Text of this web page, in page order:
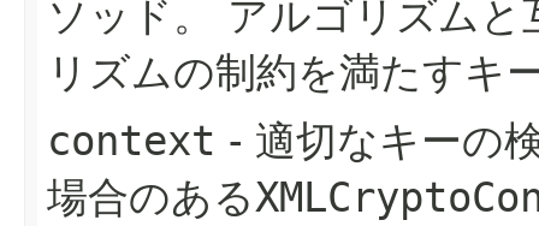
ソッド。
アルゴリズムと
リズムの制約を満たすキ
context - 適切なキーの
場合のある